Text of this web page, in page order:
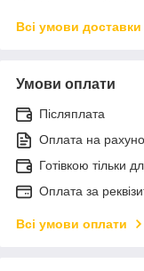
Всі умови доставки
Умови оплати
Післяплата
Оплата на
Готівкою тільки
Оплата за
Всі умови оплати